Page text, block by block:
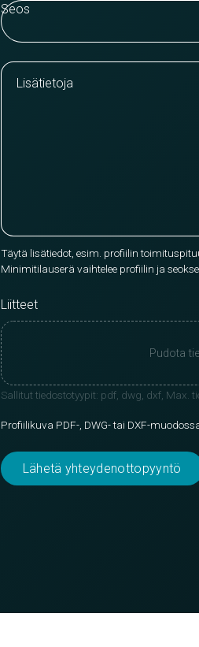
Seos
Lisätietoja
Täytä lisätiedot, esim. profiilin
Minimitilauserä vaihtelee profiilin ja
Liitteet
Pudota
Sallitut tiedostotyypit: pdf, dwg, dxf, Max.
Profiilikuva PDF-, DWG- tai DXF-